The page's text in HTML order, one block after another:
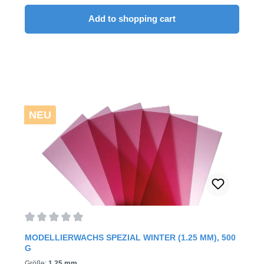
Wachsplattenprodukt hergestellt aus besten Rohstoffen –
mit sehr hohem Bienenwachsanteilsaisonale Qualität für
Winterzwei Plattenstärken – 1.25 mm und 1.5
mmangenehm elastische Eigenschaften bei der
Plattenwachse sind vollständig brennbar: Aschgehalt
0.000 - 0.005%.Auch als 500 g Packung
erhältlich.2.500g / Pack
Add to shopping cart
NEU
MODELLIERWACHS SPEZIAL WINTER (1.25 MM), 500
G